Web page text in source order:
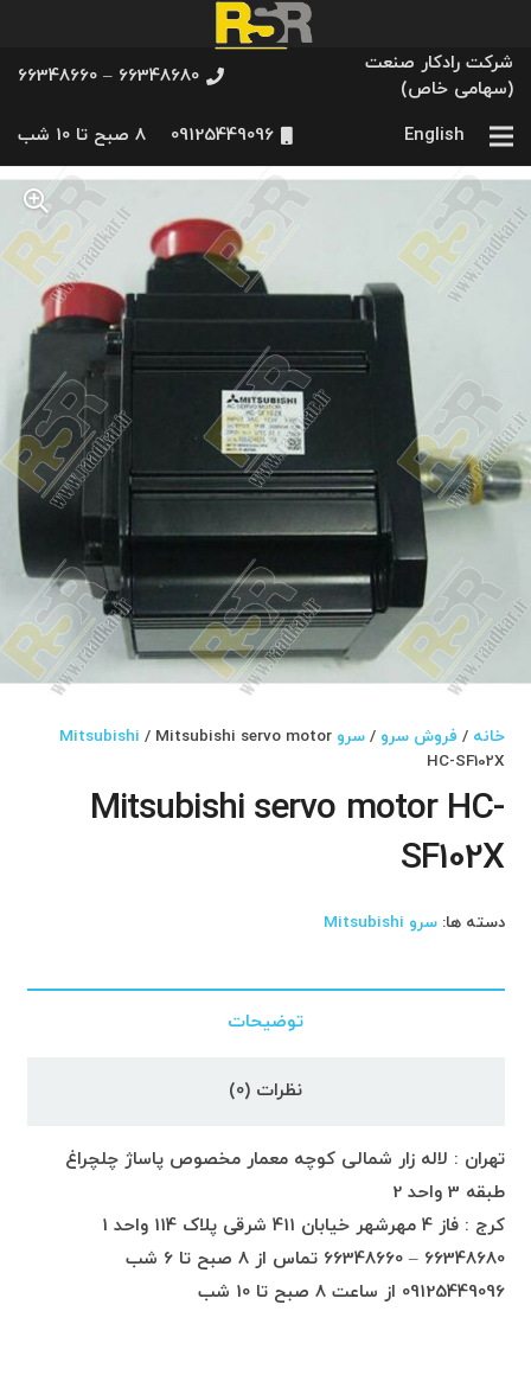
شرکت رادکار صنعت
(سهامی خاص)
66348680 – 66348660
English
09125449096 8 صبح تا 10 شب
خانه / فروش سرو /سرو Mitsubishi/ Mitsubishi servo motor
HC-SF102X
Mitsubishi servo motor HC-
SF102X
دسته ها:سرو Mitsubishi
توضیحات
نظرات (0)
تهران : لاله زار شمالی کوچه معمار مخصوص پاساژ چلچراغ
طبقه 3 واحد 2
کرج : فاز 4 مهرشهر خیابان 411 شرقی پلاک 114 واحد 1
66348680 – 66348660 تماس از 8 صبح تا 6 شب
09125449096 از ساعت 8 صبح تا 10 شب